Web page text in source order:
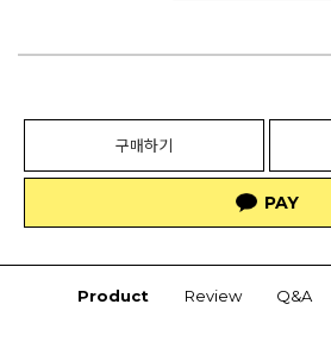
구매하기
Product Review Q&A